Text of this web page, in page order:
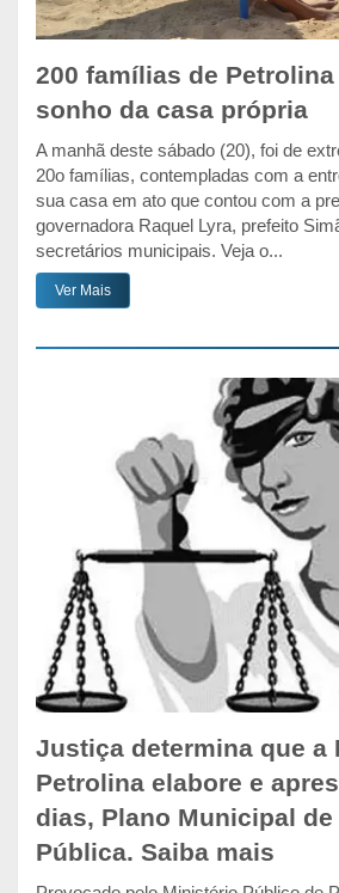
200 famílias de
sonho da casa própria
A manhã deste sábado (20), foi de
20o famílias, contempladas com a
sua casa em ato que contou com a
governadora Raquel Lyra, prefeito
secretários municipais. Veja o...
Ver Mais
Justiça determina que a
Petrolina elabore e
dias, Plano Municipal
Pública. Saiba mais